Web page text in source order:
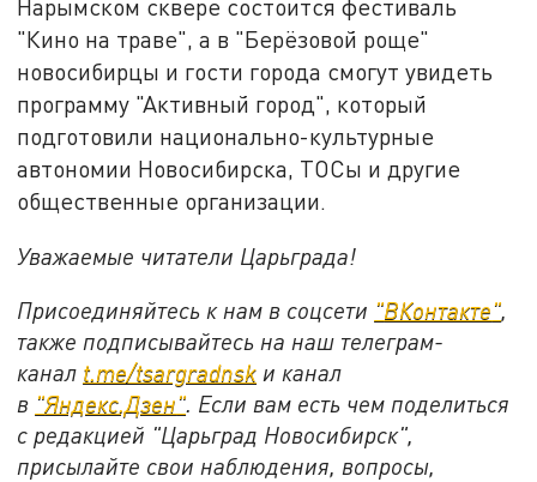
Нарымском сквере состоится фестиваль
"Кино на траве", а в "Берёзовой роще"
новосибирцы и гости города смогут увидеть
программу "Активный город", который
подготовили национально-культурные
автономии Новосибирска, ТОСы и другие
общественные организации.
Уважаемые читатели Царьграда!
Присоединяйтесь к нам в соцсети "ВКонтакте",
также подписывайтесь на наш телеграм-
канал t.me/tsargradnsk и канал
в "Яндекс.Дзен". Если вам есть чем поделиться
с редакцией "Царьград Новосибирск",
присылайте свои наблюдения, вопросы,